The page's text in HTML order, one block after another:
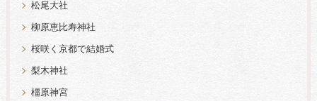
松尾大社
柳原恵比寿神社
桜咲く京都で結婚式
梨木神社
橿原神宮